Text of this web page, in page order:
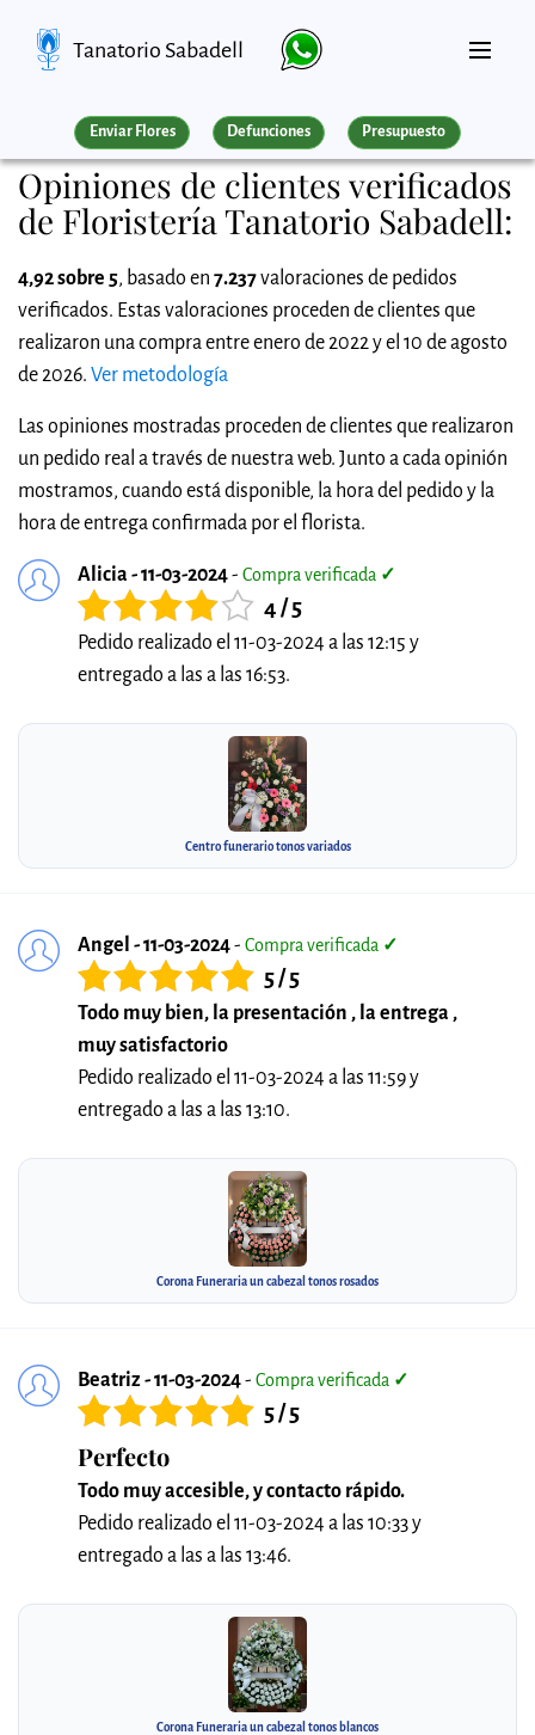
Tanatorio Sabadell
Enviar Flores Defunciones Presupuesto
Opiniones de clientes verificados
de Floristería Tanatorio Sabadell:
4,92 sobre 5, basado en 7.237valoraciones de pedidos
verificados. Estas valoraciones proceden de clientes que
realizaron una compra entre enero de 2022 y el 10 de agosto
de 2026. Ver metodología
Las opiniones mostradas proceden de clientes que realizaron
un pedido real a través de nuestra web. Junto a cada opinión
mostramos, cuando está disponible, la hora del pedido y la
hora de entrega confirmada por el florista.
Alicia - 11-03-2024- Compra verificada ✓
4 / 5
Pedido realizado el 11-03-2024 a las 12:15 y
entregado a las a las 16:53.
Centro funerario tonos variados
Angel - 11-03-2024- Compra verificada ✓
5 / 5
Todo muy bien, la presentación , la entrega ,
muy satisfactorio
Pedido realizado el 11-03-2024 a las 11:59 y
entregado a las a las 13:10.
Corona Funeraria un cabezal tonos rosados
Beatriz - 11-03-2024- Compra verificada ✓
5 / 5
Perfecto
Todo muy accesible, y contacto rápido.
Pedido realizado el 11-03-2024 a las 10:33 y
entregado a las a las 13:46.
Corona Funeraria un cabezal tonos blancos